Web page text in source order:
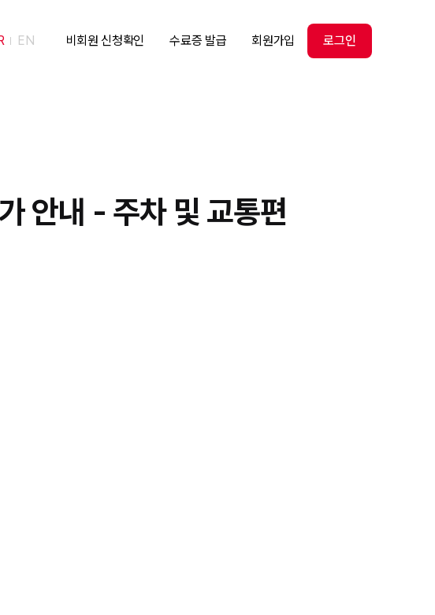
EN 비회원 신청확인 수료증 발급 회원가입 로그인
안내 - 주차 및 교통편